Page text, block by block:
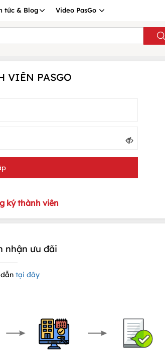
tức & Blog Video PasGo
VIÊN PASGO
ký thành viên
nhận ưu đãi
tại đây